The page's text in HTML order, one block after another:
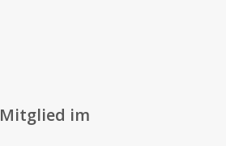
Mitglied im